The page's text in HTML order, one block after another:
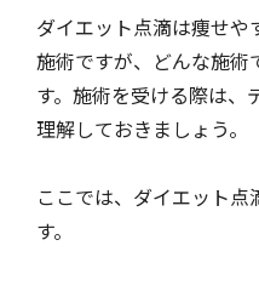
ダイエット点滴は痩せ
施術ですが、どんな施術
す。施術を受ける際は、
理解しておきましょう。
ここでは、ダイエット
す。